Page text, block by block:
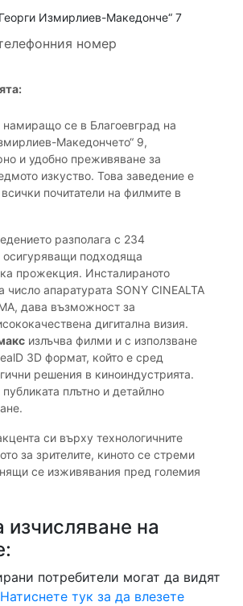
Измирлиев-Македонче“ 7
номер
намиращо се в Благоевград на
Македончето“ 9,
и удобно преживяване за
изкуство. Това заведение е
почитатели на филмите в
разполага с 234
подходяща
прожекция. Инсталираното
число апаратурата SONY CINEALTA
дава възможност за
дигитална визия.
излъчва филми и с използване
3D формат, който е сред
решения в киноиндустрията.
плътно и детайлно
си върху технологичните
за зрителите, киното се стреми
се изживявания пред големия
изчисляване на
потребители могат да видят
Натиснете тук за да влезете